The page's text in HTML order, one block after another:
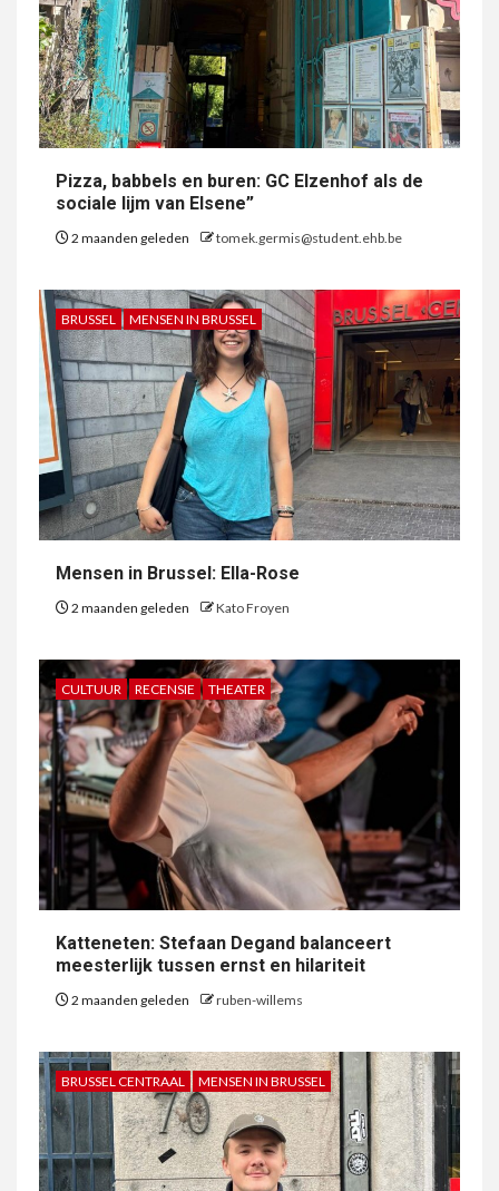
Pizza, babbels en buren: GC Elzenhof als de
sociale lijm van Elsene”
2 maanden geleden tomek.germis@student.ehb.be
BRUSSEL MENSEN IN BRUSSEL
Mensen in Brussel: Ella-Rose
2 maanden geleden Kato Froyen
CULTUUR RECENSIE THEATER
Katteneten: Stefaan Degand balanceert
meesterlijk tussen ernst en hilariteit
2 maanden geleden ruben-willems
BRUSSEL CENTRAAL MENSEN IN BRUSSEL